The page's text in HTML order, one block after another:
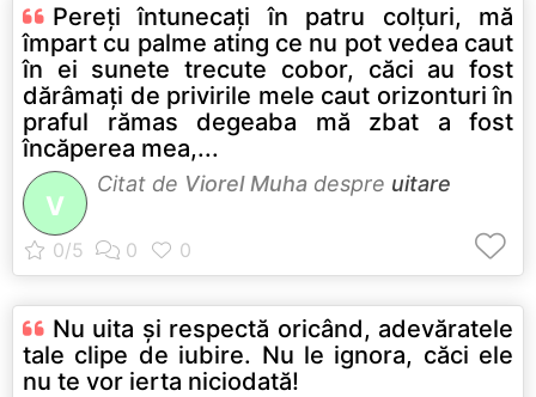
Pereţi întunecaţi în patru colţuri, mă
împart cu palme ating ce nu pot vedea caut
în ei sunete trecute cobor, căci au fost
dărâmaţi de privirile mele caut orizonturi în
praful rămas degeaba mă zbat a fost
încăperea mea,...
V
Citat de Viorel Muha despre uitare
Nu uita şi respectă oricând, adevăratele
tale clipe de iubire. Nu le ignora, căci ele
nu te vor ierta niciodată!